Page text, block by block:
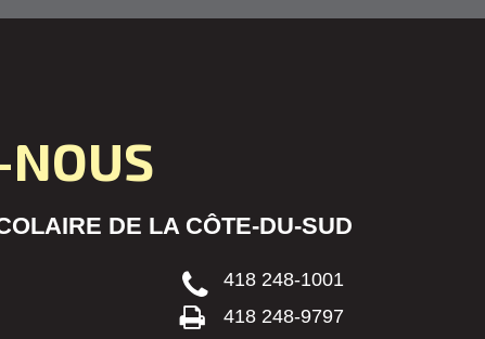
DE LA CÔTE-DU-SUD
418 248-1001
418 248-9797